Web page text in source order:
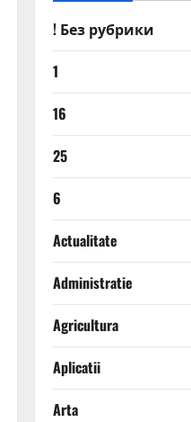
! Без рубрики
1
16
25
6
Actualitate
Administratie
Agricultura
Aplicatii
Arta